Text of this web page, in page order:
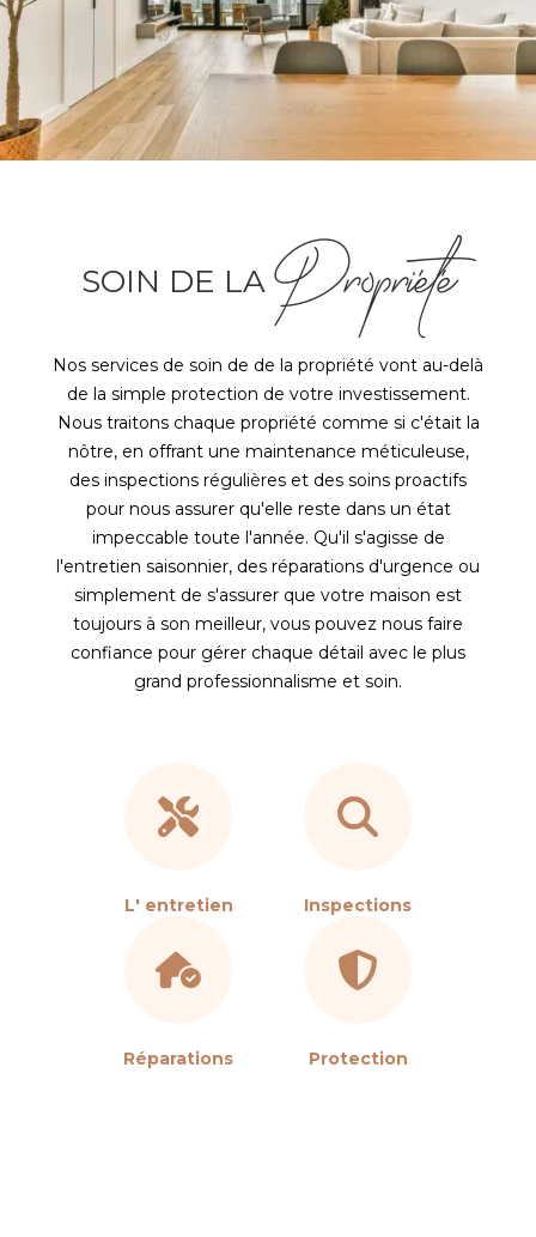
SOIN DE LA Propriété
Nos services de soin de de la propriété vont au-delà
de la simple protection de votre investissement.
Nous traitons chaque propriété comme si c'était la
nôtre, en offrant une maintenance méticuleuse,
des inspections régulières et des soins proactifs
pour nous assurer qu'elle reste dans un état
impeccable toute l'année. Qu'il s'agisse de
l'entretien saisonnier, des réparations d'urgence ou
simplement de s'assurer que votre maison est
toujours à son meilleur, vous pouvez nous faire
confiance pour gérer chaque détail avec le plus
grand professionnalisme et soin.
L' entretien Inspections
Réparations Protection